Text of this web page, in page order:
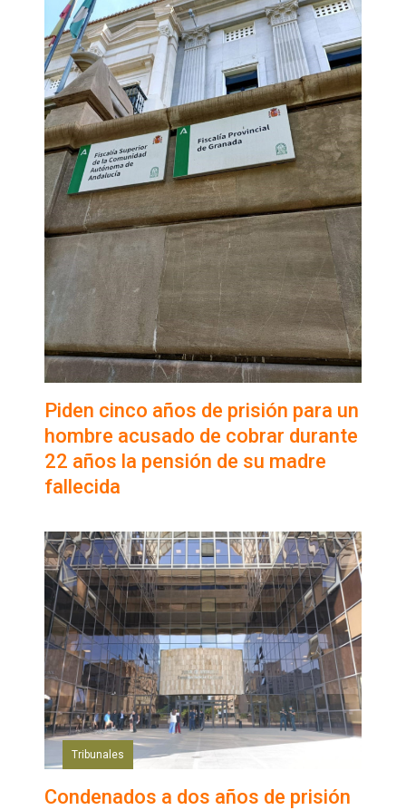
Piden cinco años de prisión para un
hombre acusado de cobrar durante
22 años la pensión de su madre
fallecida
Tribunales
Condenados a dos años de prisión